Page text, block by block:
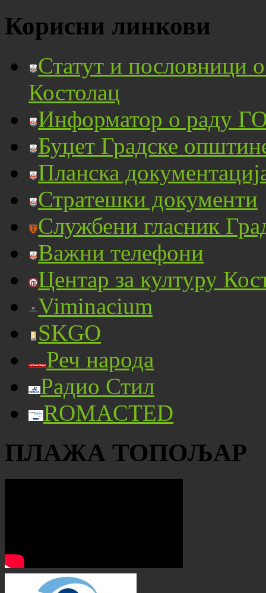
Корисни линкови
Статут и пословници
Костолац
Информатор о раду
Буџет Градске
Планска
Стратешки документи
Службени гласник
Важни телефони
Центар за културу
Viminacium
SKGO
Реч народа
Радио Стил
ROMACTED
ПЛАЖА ТОПОЉАР